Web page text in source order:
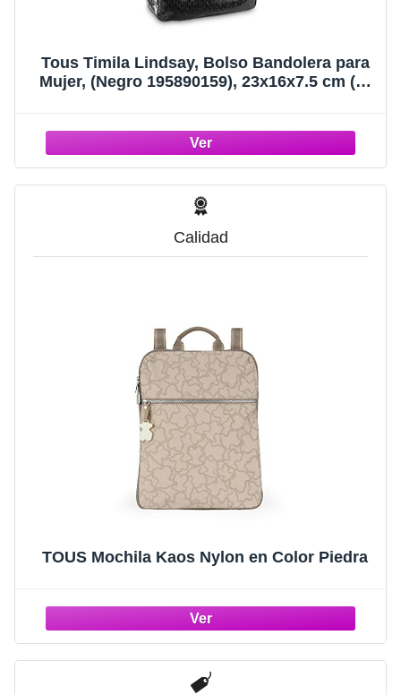
Tous Timila Lindsay, Bolso Bandolera para
Mujer, (Negro 195890159), 23x16x7.5 cm (W
Calidad
TOUS Mochila Kaos Nylon en Color Piedra